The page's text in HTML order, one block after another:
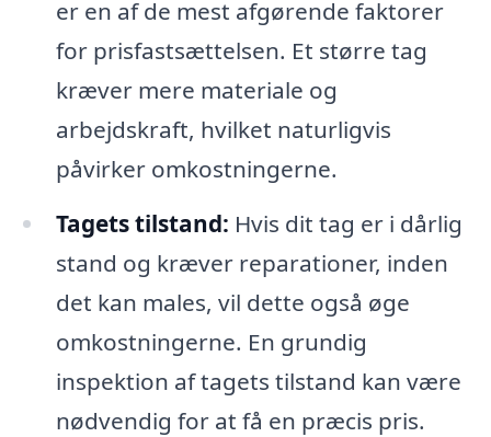
er en af de mest afgørende faktorer
for prisfastsættelsen. Et større tag
kræver mere materiale og
arbejdskraft, hvilket naturligvis
påvirker omkostningerne.
Tagets tilstand: Hvis dit tag er i dårlig
stand og kræver reparationer, inden
det kan males, vil dette også øge
omkostningerne. En grundig
inspektion af tagets tilstand kan være
nødvendig for at få en præcis pris.